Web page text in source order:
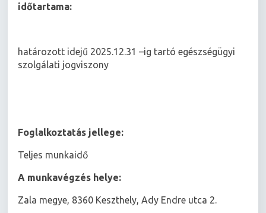
időtartama:
határozott idejű 2025.12.31 –ig tartó egészségügyi
szolgálati jogviszony
Foglalkoztatás jellege:
Teljes munkaidő
A munkavégzés helye:
Zala megye, 8360 Keszthely, Ady Endre utca 2.